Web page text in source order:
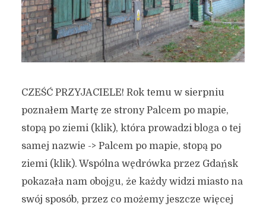
CZEŚĆ PRZYJACIELE! Rok temu w sierpniu
poznałem Martę ze strony Palcem po mapie,
stopą po ziemi (klik), która prowadzi bloga o tej
samej nazwie -> Palcem po mapie, stopą po
ziemi (klik). Wspólna wędrówka przez Gdańsk
pokazała nam obojgu, że każdy widzi miasto na
swój sposób, przez co możemy jeszcze więcej